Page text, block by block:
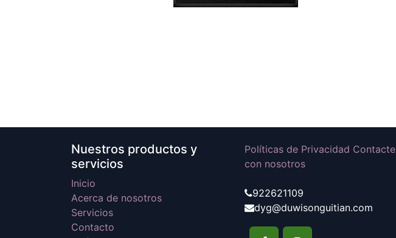
Nuestros productos y
servicios
Inicio
Acerca de nosotros
Servicios
Contacto
Políticas de Privacidad Contacte
con nosotros
922621109
dyg@duwisonguitian.com